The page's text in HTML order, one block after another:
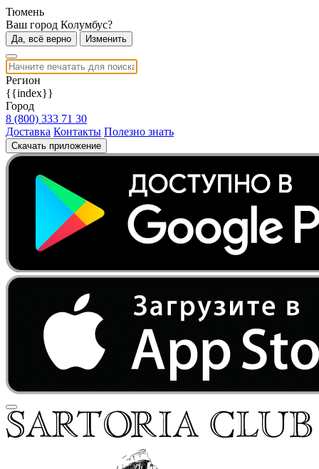
Тюмень
Ваш город Колумбус?
Да, всё верно Изменить
Регион
{{index}}
Город
8 (800) 333 71 30
Доставка Контакты Полезно знать
Скачать приложение